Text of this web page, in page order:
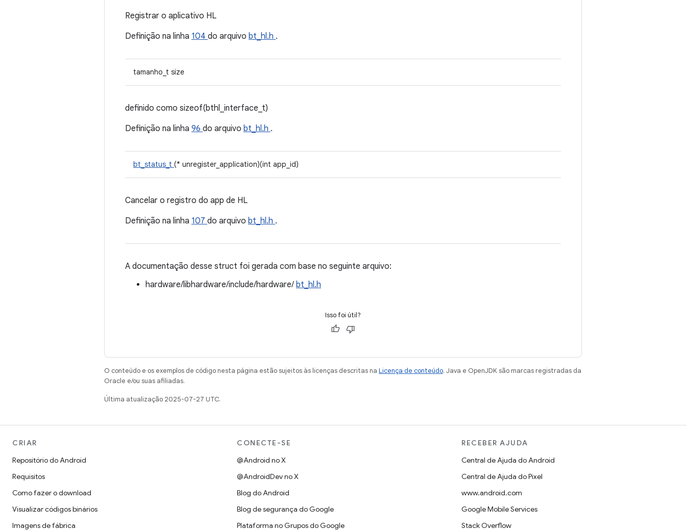
Registrar o aplicativo HL
Definição na linha 104 do arquivo bt_hl.h .
tamanho_t size
definido como sizeof(bthl_interface_t)
Definição na linha 96 do arquivo bt_hl.h .
bt_status_t (* unregister_application)(int app_id)
Cancelar o registro do app de HL
Definição na linha 107 do arquivo bt_hl.h .
A documentação desse struct foi gerada com base no seguinte arquivo:
hardware/libhardware/include/hardware/ bt_hl.h
Isso foi útil?
O conteúdo e os exemplos de código nesta página estão sujeitos às licenças descritas na Licença de conteúdo. Java e OpenJDK são marcas registradas da
Oracle e/ou suas afiliadas.
Última atualização 2025-07-27 UTC.
CRIAR
Repositório do Android
Requisitos
Como fazer o download
Visualizar códigos binários
Imagens de fábrica
CONECTE-SE
@Android no X
@AndroidDev no X
Blog do Android
Blog de segurança do Google
Plataforma no Grupos do Google
RECEBER AJUDA
Central de Ajuda do Android
Central de Ajuda do Pixel
www.android.com
Google Mobile Services
Stack Overflow